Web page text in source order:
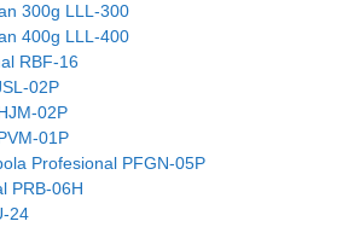
300g LLL-300
400g LLL-400
RBF-16
02P
02P
01P
Profesional PFGN-05P
PRB-06H
24